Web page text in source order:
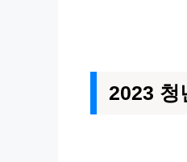
2023 청